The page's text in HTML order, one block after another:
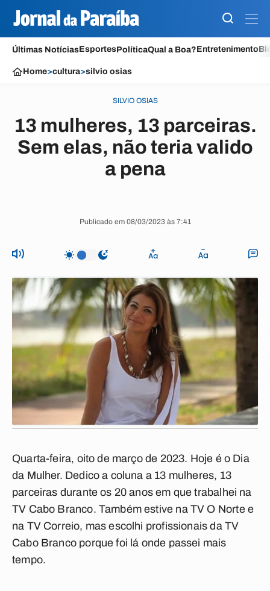
Últimas NotíciasEsportesPolíticaQual a Boa?Entretenimento
Home>cultura>silvio osias
SILVIO OSIAS
13 mulheres, 13 parceiras.
Sem elas, não teria valido
a pena
Publicado em 08/03/2023 às 7:41
Quarta-feira, oito de março de 2023. Hoje é o Dia
da Mulher. Dedico a coluna a 13 mulheres, 13
parceiras durante os 20 anos em que trabalhei na
TV Cabo Branco. Também estive na TV O Norte e
na TV Correio, mas escolhi profissionais da TV
Cabo Branco porque foi lá onde passei mais
tempo.